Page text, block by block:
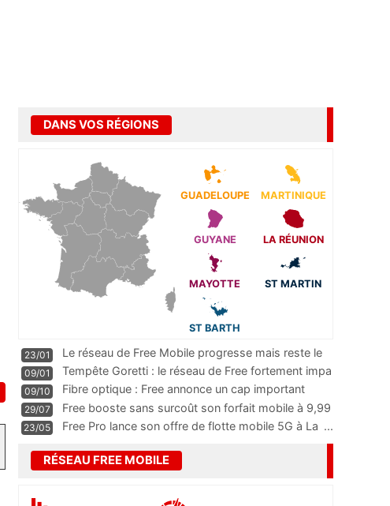
DANS VOS RÉGIONS
GUADELOUPE MARTINIQUE
GUYANE LA RÉUNION
MAYOTTE ST MARTIN
ST BARTH
23/01
Le réseau de Free Mobile progresse mais reste le
m
...
09/01
Tempête Goretti : le réseau de Free fortement impa
09/10
Fibre optique : Free annonce un cap important
pass
...
29/07
Free booste sans surcoût son forfait mobile à 9,99
23/05 Free Pro lance son offre de flotte mobile 5G à La ...
RÉSEAU FREE MOBILE